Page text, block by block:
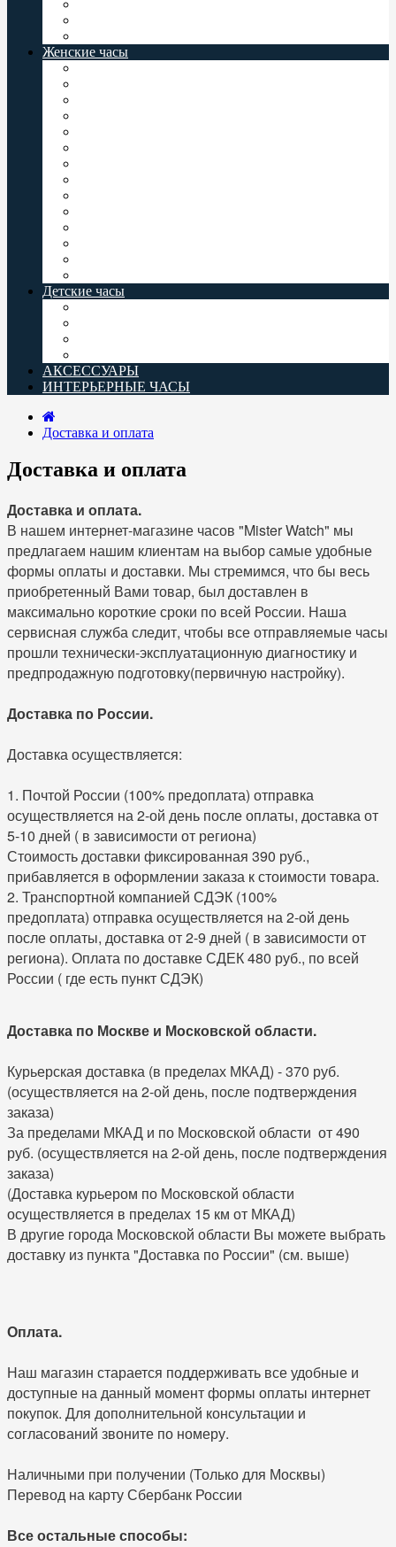
Женские часы
Детские часы
АКСЕССУАРЫ
ИНТЕРЬЕРНЫЕ ЧАСЫ
Доставка и оплата
Доставка и оплата
Доставка и оплата.
В нашем интернет-магазине часов "Mister Watch" мы
предлагаем нашим клиентам на выбор самые удобные
формы оплаты и доставки. Мы стремимся, что бы весь
приобретенный Вами товар, был доставлен в
максимально короткие сроки по всей России. Наша
сервисная служба следит, чтобы все отправляемые часы
прошли технически-эксплуатационную диагностику и
предпродажную подготовку(первичную настройку).
Доставка по России.
Доставка осуществляется:
1. Почтой России (100% предоплата) отправка
осуществляется на 2-ой день после оплаты, доставка от
5-10 дней ( в зависимости от региона)
Стоимость доставки фиксированная 390 руб.,
прибавляется в оформлении заказа к стоимости товара.
2. Транспортной компанией СДЭК (100%
предоплата) отправка осуществляется на 2-ой день
после оплаты, доставка от 2-9 дней ( в зависимости от
региона). Оплата по доставке СДЕК 480 руб., по всей
России ( где есть пункт СДЭК)
Доставка по Москве и Московской области.
Курьерская доставка (в пределах МКАД) - 370 руб.
(осуществляется на 2-ой день, после подтверждения
заказа)
За пределами МКАД и по Московской области от 490
руб. (осуществляется на 2-ой день, после подтверждения
заказа)
(Доставка курьером по Московской области
осуществляется в пределах 15 км от МКАД)
В другие города Московской области Вы можете выбрать
доставку из пункта "Доставка по России" (см. выше)
Оплата.
Наш магазин старается поддерживать все удобные и
доступные на данный момент формы оплаты интернет
покупок. Для дополнительной консультации и
согласований звоните по номеру.
Наличными при получении (Только для Москвы)
Перевод на карту Сбербанк России
Все остальные способы: